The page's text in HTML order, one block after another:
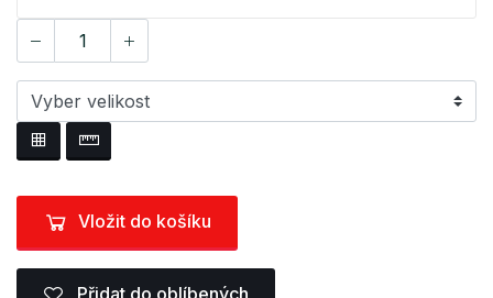
Vložit do košíku
Přidat do oblíbených